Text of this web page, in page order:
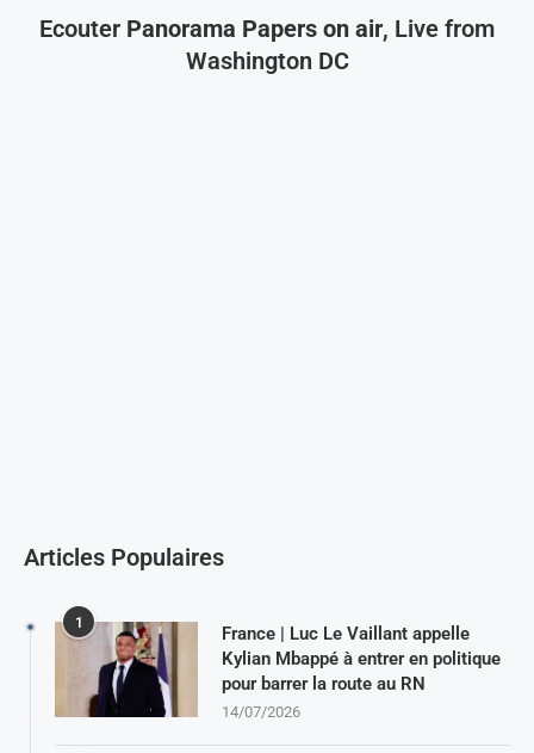
Ecouter Panorama Papers on air, Live from
Washington DC
Articles Populaires
1
France | Luc Le Vaillant appelle
Kylian Mbappé à entrer en politique
pour barrer la route au RN
14/07/2026